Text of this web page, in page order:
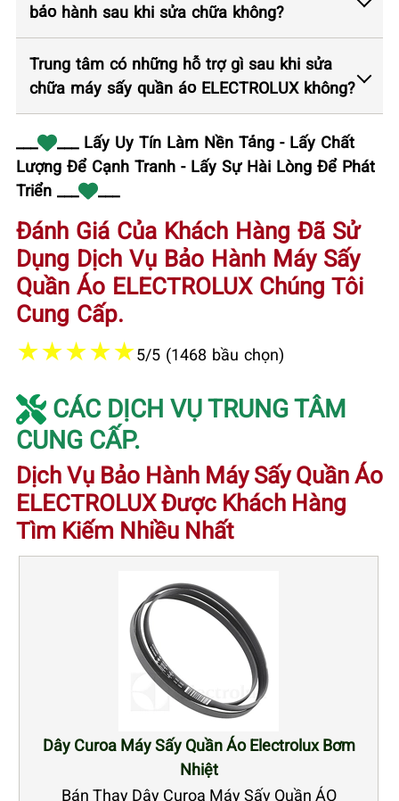
bảo hành sau khi sửa chữa không?
Trung tâm có những hỗ trợ gì sau khi sửa
chữa máy sấy quần áo ELECTROLUX không?
___
___ Lấy Uy Tín Làm Nền Tảng - Lấy Chất
Lượng Để Cạnh Tranh - Lấy Sự Hài Lòng Để Phát
Triển ___
___
Đánh Giá Của Khách Hàng Đã Sử
Dụng Dịch Vụ Bảo Hành Máy Sấy
Quần Áo ELECTROLUX Chúng Tôi
Cung Cấp.
★★★★★5/5 (1468 bầu chọn)
CÁC DỊCH VỤ TRUNG TÂM
CUNG CẤP.
Dịch Vụ Bảo Hành Máy Sấy Quần Áo
ELECTROLUX Được Khách Hàng
Tìm Kiếm Nhiều Nhất
Dây Curoa Máy Sấy Quần Áo Electrolux Bơm
Nhiệt
Bán Thay Dây Curoa Máy Sấy Quần ÁO